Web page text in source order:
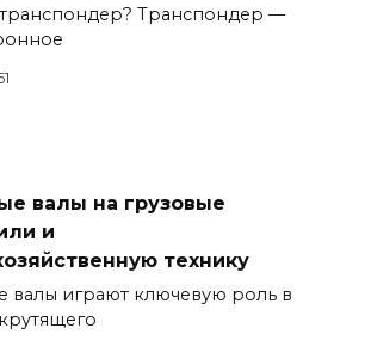
Транспондер —
валы на грузовые
и
технику
валы играют ключевую роль в